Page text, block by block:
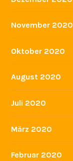
November 2020
Oktober 2020
August 2020
Juli 2020
März 2020
Februar 2020